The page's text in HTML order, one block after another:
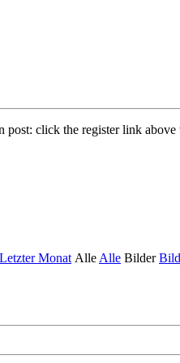
post: click the register link
Letzter Monat AlleAlle Bilder